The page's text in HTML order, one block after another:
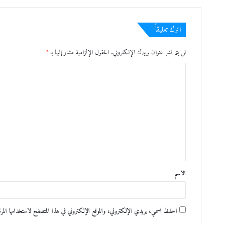
اترك تعليقاً
لن يتم نشر عنوان بريدك الإلكتروني. الحقول الإلزامية مشار إليها بـ*
ق
*
الاسم
احفظ اسمي، بريدي الإلكتروني، والموقع الإلكتروني في هذا المتصفح لاستخدامها